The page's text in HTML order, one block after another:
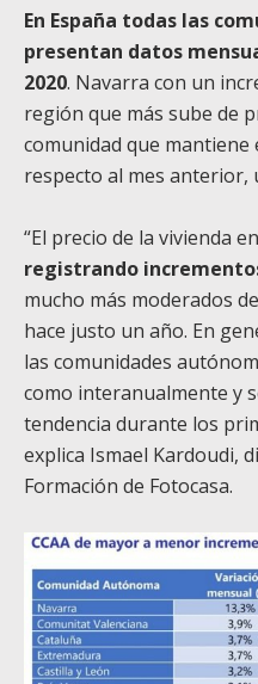
En España todas las
presentan datos
2020. Navarra con un
región que más sube de
comunidad que
respecto al mes anterior,
“El precio de la vivienda
registrando
mucho más moderados
hace justo un año. En
las comunidades
como interanualmente y
tendencia durante los
explica Ismael Kardoudi,
Formación de Fotocasa.